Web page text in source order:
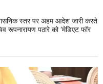
स्तर पर अहम आदेश जारी करते
रूपनारायण पठारे को ‘मेडिएट फॉर